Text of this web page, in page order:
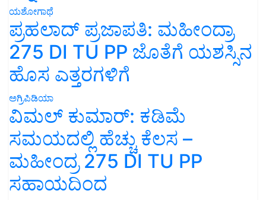
ಯಶೋಗಾಥೆ
ಪ್ರಹಲಾದ್ ಪ್ರಜಾಪತಿ: ಮಹೀಂದ್ರಾ
275 DI TU PP ಜೊತೆಗೆ ಯಶಸ್ಸಿನ
ಹೊಸ ಎತ್ತರಗಳಿಗೆ
ಅಗ್ರಿಪಿಡಿಯಾ
ವಿಮಲ್ ಕುಮಾರ್: ಕಡಿಮೆ
ಸಮಯದಲ್ಲಿ ಹೆಚ್ಚು ಕೆಲಸ –
ಮಹೀಂದ್ರ 275 DI TU PP
ಸಹಾಯದಿಂದ